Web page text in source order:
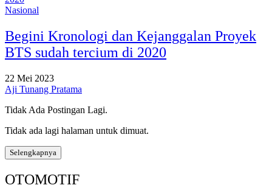
Nasional
Begini Kronologi dan Kejanggalan Proyek
BTS sudah tercium di 2020
22 Mei 2023
Aji Tunang Pratama
Tidak Ada Postingan Lagi.
Tidak ada lagi halaman untuk dimuat.
Selengkapnya
OTOMOTIF